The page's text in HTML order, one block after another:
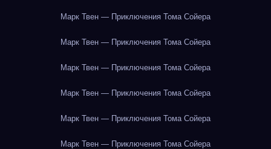
Марк Твен — Приключения Тома Сойера
Марк Твен — Приключения Тома Сойера
Марк Твен — Приключения Тома Сойера
Марк Твен — Приключения Тома Сойера
Марк Твен — Приключения Тома Сойера
Марк Твен — Приключения Тома Сойера